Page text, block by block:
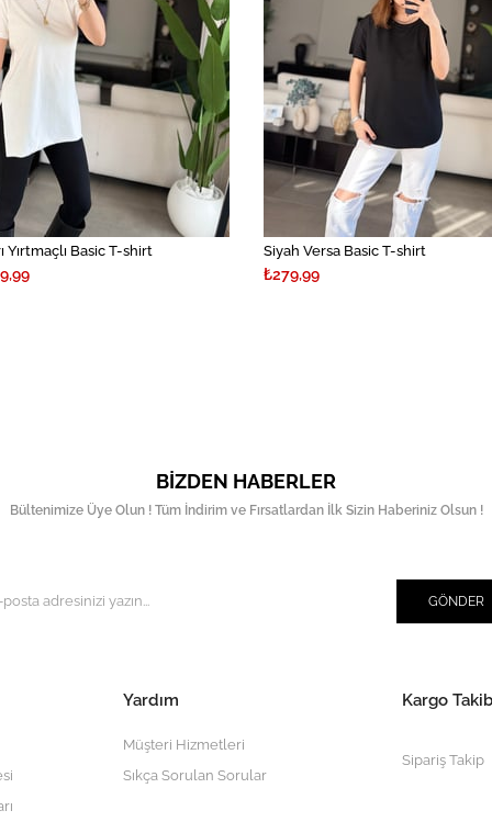
Yırtmaçlı Basic T-shirt Siyah Versa Basic T-shirt
₺279,99
BIZDEN HABERLER
Bültenimize Üye Olun ! Tüm İndirim ve Fırsatlardan İlk Sizin Haberiniz Olsun !
GÖNDER
Yardım
Müşteri Hizmetleri
Sıkça Sorulan Sorular
Kargo
Sipariş Takip